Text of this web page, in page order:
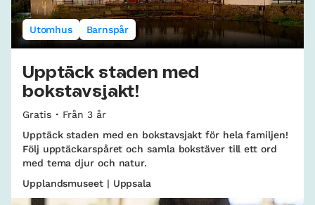
Utomhus Barnspår
Upptäck staden med
bokstavsjakt!
Gratis
Från 3 år
Upptäck staden med en bokstavsjakt för hela familjen!
Följ upptäckarspåret och samla bokstäver till ett ord
med tema djur och natur.
Upplandsmuseet | Uppsala